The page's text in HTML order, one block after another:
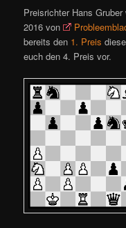
Preisrichter Hans
2016 von
bereits den 1. Preis
euch den 4. Preis vor.